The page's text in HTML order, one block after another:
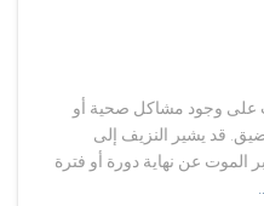
على وجود مشاكل صحية أو
قد يشير النزيف إلى
الموت عن نهاية دورة أو فترة